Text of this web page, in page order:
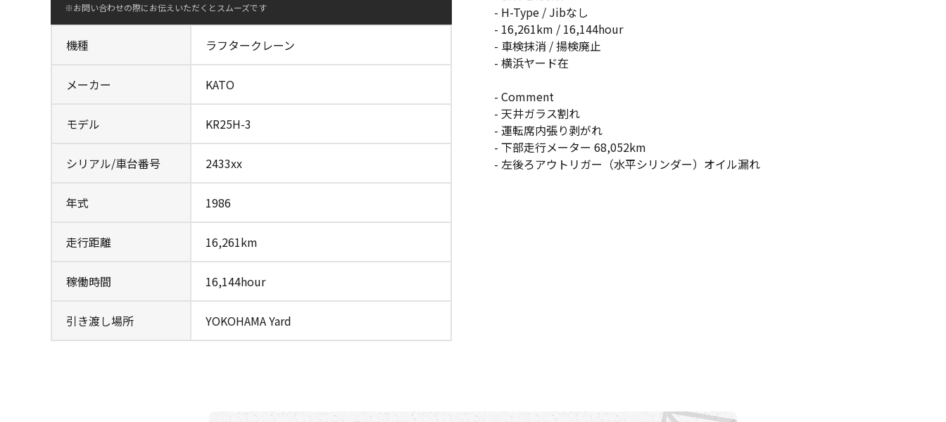
※お問い合わせの際にお伝えいただくとスムーズです
機種 ラフタークレーン
メーカー KATO
モデル KR25H-3
シリアル/車台番号 2433xx
年式 1986
走行距離 16,261km
稼働時間 16,144hour
引き渡し場所 YOKOHAMA Yard
- H-Type / Jibなし
- 16,261km / 16,144hour
- 車検抹消 / 揚検廃止
- 横浜ヤード在
- Comment
- 天井ガラス割れ
- 運転席内張り剥がれ
- 下部走行メーター 68,052km
- 左後ろアウトリガー（水平シリンダー）オイル漏れ